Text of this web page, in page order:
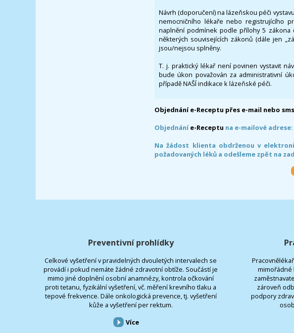
Návrh (doporučení) na lázeňskou péči
nemocničního lékaře nebo registrujícího
naplnění podmínek podle přílohy 5 zákona
některých souvisejících zákonů (dále jen
jsou/nejsou splněny.
T. j. praktický lékař není povinen vystavit
bude úkon považován za administrativní
případě NAŠÍ indikace k lázeňské péči.
Objednání e-Receptu přes e-mail nebo
Objednáníe-Receptu na e-mailové adrese:
Na žádost klienta obdrženou v
požadovaných léků a odešleme zpět na
Preventivní prohlídky
Celkové vyšetření v pravidelných dvouletých intervalech se
provádí i pokud nemáte žádné zdravotní obtíže. Součástí je
mimo jiné doplnění osobní anamnézy, kontrola očkování
proti tetanu, fyzikální vyšetření, vč. měření krevního tlaku a
tepové frekvence. Dále onkologická prevence, tj. vyšetření
kůže a vyšetření per rektum.
Více
mimořádné
zároveň
podpory